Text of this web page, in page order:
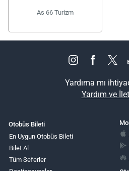
As 66 Turizm
Yardıma mı
Yardım ve
Otobüs Bileti
En Uygun Otobüs Bileti
Bilet Al
Tüm Seferler